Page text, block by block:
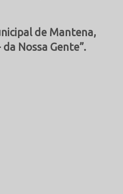
de Mantena,
da Nossa Gente”.